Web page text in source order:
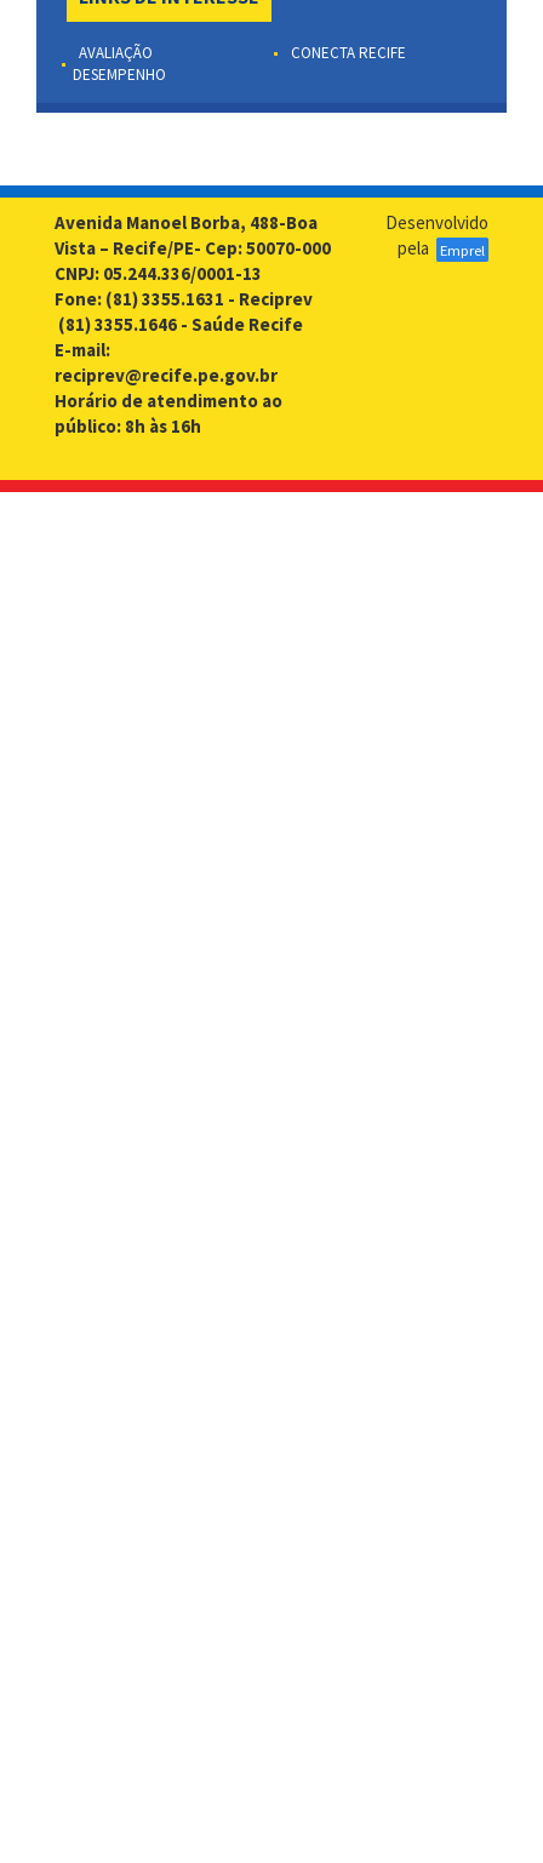
AVALIAÇÃO
DESEMPENHO
CONECTA RECIFE
Avenida Manoel Borba, 488-Boa
Vista – Recife/PE- Cep: 50070-000
CNPJ: 05.244.336/0001-13
Fone: (81) 3355.1631 - Reciprev
(81) 3355.1646 - Saúde Recife
E-mail:
reciprev@recife.pe.gov.br
Horário de atendimento ao
público: 8h às 16h
Desenvolvido
pela
Emprel